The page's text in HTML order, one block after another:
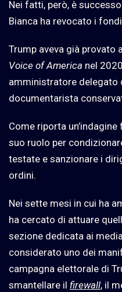
Nei fatti, però, è
Bianca ha revocato i
Trump aveva già provato
Voice of America nel
amministratore delegato
documentarista
Come riporta
suo ruolo per
testate e sanzionare i
ordini.
Nei sette mesi in cui ha
ha cercato di attuare
sezione dedicata ai
considerato uno dei
campagna elettorale di
smantellare il firewall, il